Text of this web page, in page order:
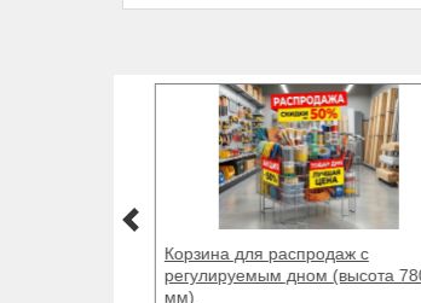
Ценникодержатели для корзин
от 85.97 рублей